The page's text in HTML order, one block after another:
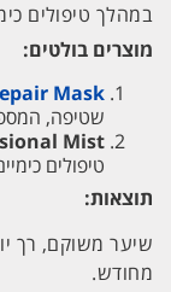
במהלך טיפולים
מוצרים בולטים:
Mask
שטיפה, המספקת
Mist
טיפולים
תוצאות:
שיער משוקם, רך
מחודש.